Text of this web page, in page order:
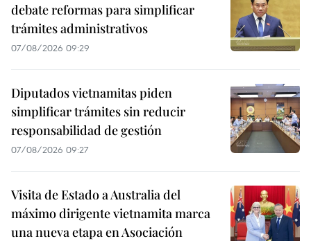
debate reformas para simplificar
trámites administrativos
07/08/2026 09:29
Diputados vietnamitas piden
simplificar trámites sin reducir
responsabilidad de gestión
07/08/2026 09:27
Visita de Estado a Australia del
máximo dirigente vietnamita marca
una nueva etapa en Asociación